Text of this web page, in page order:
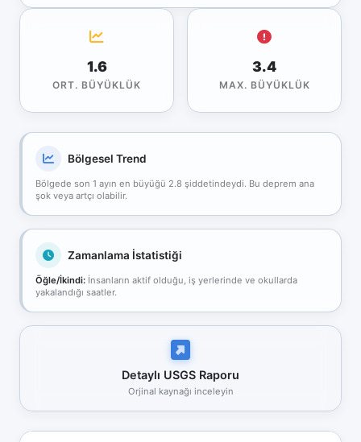
1.6
ORT. BÜYÜKLÜK
3.4
MAX. BÜYÜKLÜK
Bölgesel Trend
Bölgede son 1 ayın en büyüğü 2.8 şiddetindeydi. Bu deprem ana
şok veya artçı olabilir.
Zamanlama İstatistiği
Öğle/İkindi: İnsanların aktif olduğu, iş yerlerinde ve okullarda
yakalandığı saatler.
Detaylı USGS Raporu
Orjinal kaynağı inceleyin